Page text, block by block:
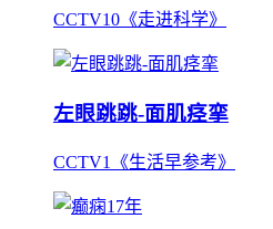
CCTV10《走进科学》
左眼跳跳-面肌痉挛
CCTV1《生活早参考》